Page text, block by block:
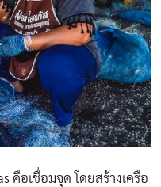
คือเชื่อมจุด โดยสร้างเครือ